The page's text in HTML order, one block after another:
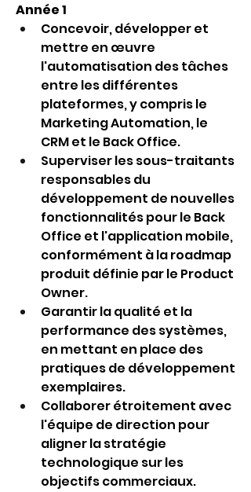
Année 1
Concevoir, développer et
mettre en œuvre
l'automatisation des tâches
entre les différentes
plateformes, y compris le
Marketing Automation, le
CRM et le Back Office.
Superviser les sous-traitants
responsables du
développement de nouvelles
fonctionnalités pour le Back
Office et l'application mobile,
conformément à la roadmap
produit définie par le Product
Owner.
Garantir la qualité et la
performance des systèmes,
en mettant en place des
pratiques de développement
exemplaires.
Collaborer étroitement avec
l'équipe de direction pour
aligner la stratégie
technologique sur les
objectifs commerciaux.